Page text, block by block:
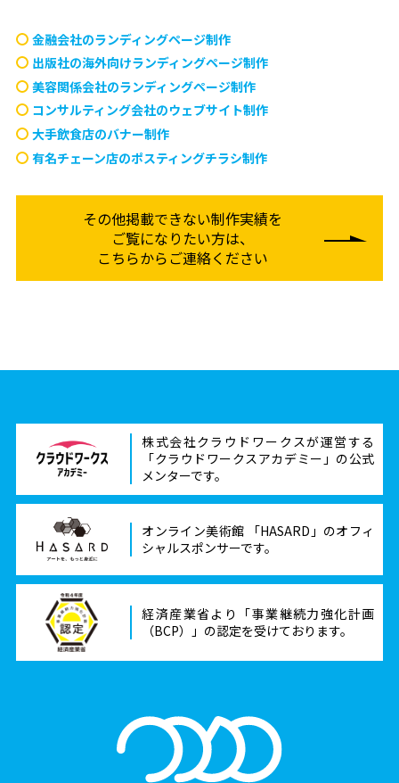
金融会社のランディングページ制作
出版社の海外向けランディングページ制作
美容関係会社のランディングページ制作
コンサルティング会社のウェブサイト制作
大手飲食店のバナー制作
有名チェーン店のポスティングチラシ制作
その他掲載できない制作実績を
ご覧になりたい方は、
こちらからご連絡ください
株式会社クラウドワークスが運営する
「クラウドワークスアカデミー」の公式
メンターです。
オンライン美術館 「HASARD」のオフィ
シャルスポンサーです。
経済産業省より「事業継続力強化計画
（BCP）」の認定を受けております。